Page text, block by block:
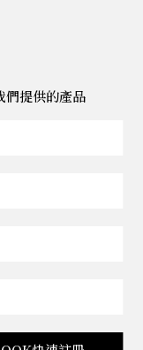
們提供的產品